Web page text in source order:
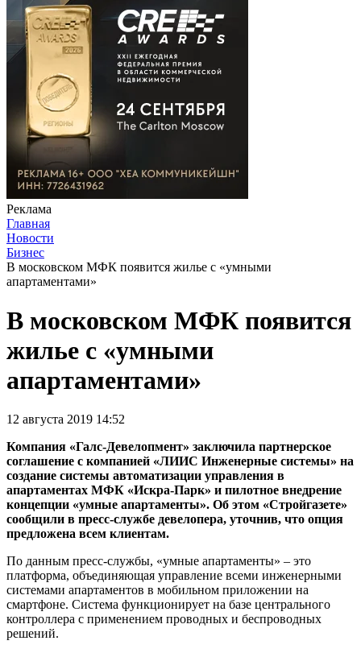
Реклама
Главная
Новости
Бизнес
В московском МФК появится жилье с «умными
апартаментами»
В московском МФК появится
жилье с «умными
апартаментами»
12 августа 2019 14:52
Компания «Галс-Девелопмент» заключила партнерское
соглашение с компанией «ЛИИС Инженерные системы» на
создание системы автоматизации управления в
апартаментах МФК «Искра-Парк» и пилотное внедрение
концепции «умные апартаменты». Об этом «Стройгазете»
сообщили в пресс-службе девелопера, уточнив, что опция
предложена всем клиентам.
По данным пресс-службы, «умные апартаменты» – это
платформа, объединяющая управление всеми инженерными
системами апартаментов в мобильном приложении на
смартфоне. Система функционирует на базе центрального
контроллера с применением проводных и беспроводных
решений.